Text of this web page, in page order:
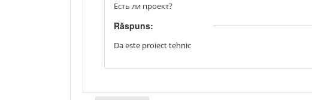
Есть ли проект?
Răspuns:
Da este proiect tehnic